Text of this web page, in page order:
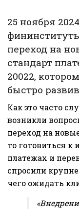
25 ноября
переход на
стандарт
20022,
быстро
Как это часто
возникли
переход на
то готовиться
платежах и
спросили
чего ожидать